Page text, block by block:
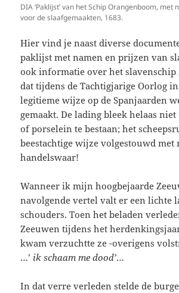
DIA ‘Paklijst’ van het Schip Orangenboom, met
voor de slaafgemaakten, 1683.
Hier vind je naast diverse
paklijst met namen en prijzen van
ook informatie over het
dat tijdens de Tachtigjarige Oorlog in
legitieme wijze op de Spanjaarden
gemaakt. De lading bleek helaas
of porselein te bestaan; het
beestachtige wijze volgestouwd met
handelswaar!
Wanneer ik mijn hoogbejaarde
navolgende vertel valt er een lichte
schouders. Toen het beladen
Zeeuwen tijdens het
kwam verzuchtte ze -overigens
…’ ik schaam me dood’…
In dat verre verleden stelde de